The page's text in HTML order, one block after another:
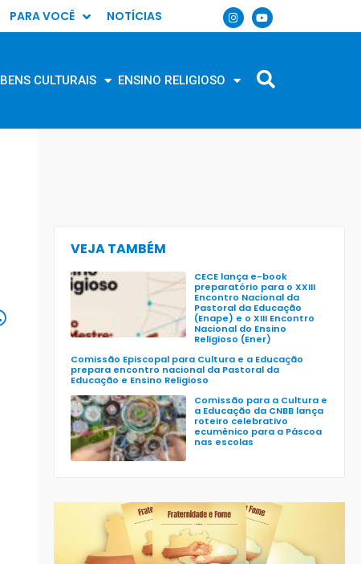
PARA VOCÊ NOTÍCIAS
BENS CULTURAIS ENSINO RELIGIOSO
VEJA TAMBÉM
CECE lança e-book
preparatório para o XXIII
Encontro Nacional da
Pastoral da Educação
(Enape) e o XIII Encontro
Nacional do Ensino
Religioso (Ener)
Comissão Episcopal para Cultura e a Educação
prepara encontro nacional da Pastoral da
Educação e Ensino Religioso
Comissão para a Cultura e
a Educação da CNBB lança
roteiro celebrativo
ecumênico para a Páscoa
nas escolas